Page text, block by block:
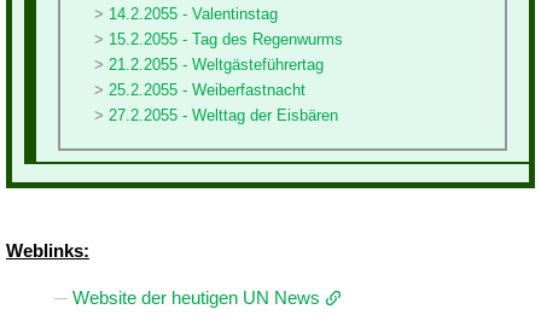
14.2.2055 - Valentinstag
15.2.2055 - Tag des Regenwurms
21.2.2055 - Weltgästeführertag
25.2.2055 - Weiberfastnacht
27.2.2055 - Welttag der Eisbären
Weblinks:
Website der heutigen UN News